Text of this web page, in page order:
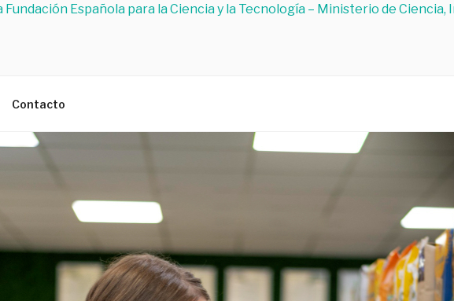
Española para la Ciencia y la Tecnología – Ministerio de Ciencia,
Contacto